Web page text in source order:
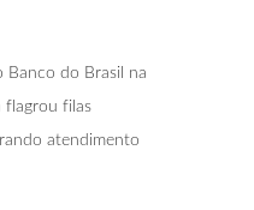
Banco do Brasil na
flagrou filas
atendimento